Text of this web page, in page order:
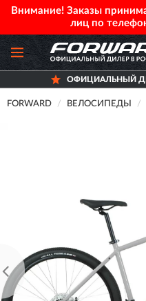
Внимание! Заказы
лиц по
ОФИЦИАЛЬНЫЙ
FORWARD ВЕЛОСИПЕДЫ